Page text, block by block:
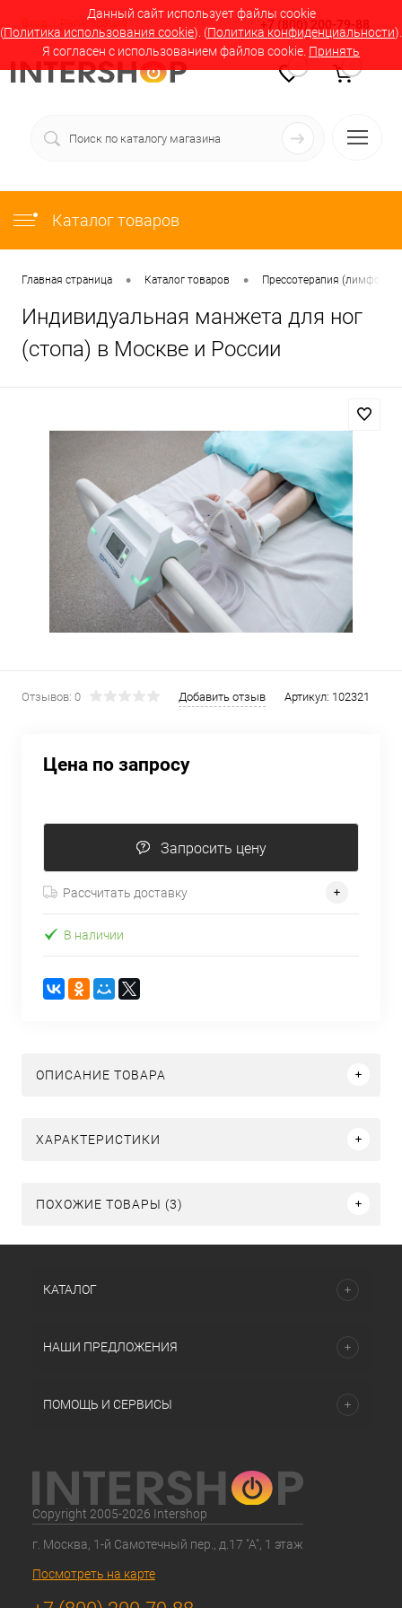
Данный сайт использует файлы cookie
(Политика использования cookie). (Политика конфиденциальности).
Я согласен с использованием файлов cookie. Принять
Вход Регистрация +7 (800) 200-79-88
Каталог товаров
Главная страница • Каталог товаров • Прессотерапия
Индивидуальная манжета для ног
(стопа) в Москве и России
Отзывов: 0 Добавить отзыв Артикул: 102321
Цена по запросу
Запросить цену
Рассчитать доставку
В наличии
ОПИСАНИЕ ТОВАРА
ХАРАКТЕРИСТИКИ
ПОХОЖИЕ ТОВАРЫ (3)
КАТАЛОГ
НАШИ ПРЕДЛОЖЕНИЯ
ПОМОЩЬ И СЕРВИСЫ
Copyright 2005-2026 Intershop
г. Москва, 1-й Самотечный пер., д.17 "А", 1 этаж
Посмотреть на карте